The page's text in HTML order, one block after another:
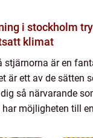
tryggare hus i
klimat
stjärnorna är en
är ett av de sätten
så närvarande
har möjligheten till